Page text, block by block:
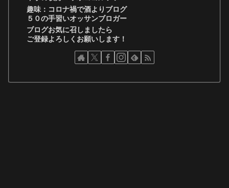
趣味：コロナ禍で酒よりブログ
５０の手習いオッサンブロガー
ブログお気に召しましたら
ご登録よろしくお願いします！